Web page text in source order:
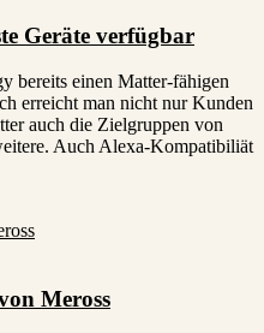
Geräte verfügbar
bereits einen Matter-fähigen
erreicht man nicht nur Kunden
auch die Zielgruppen von
Auch Alexa-Kompatibiliät
Meross